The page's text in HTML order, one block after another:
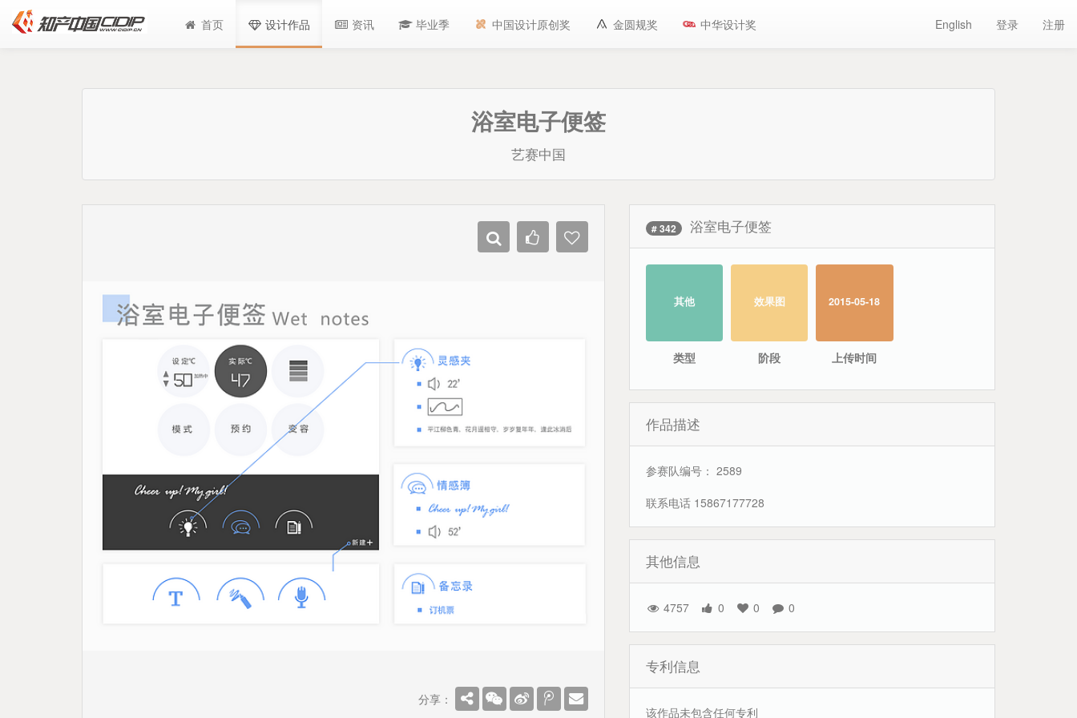
首页 设计作品 资讯 毕业季 中国设计原创奖 金圆规奖 中华设计奖 English 登录 注册
浴室电子便签
艺赛中国
分享：
# 342 浴室电子便签
其他
类型
效果图
阶段
2015-05-18
上传时间
作品描述
参赛队编号： 2589
联系电话 15867177728
其他信息
4757 0 0 0
专利信息
该作品未包含任何专利